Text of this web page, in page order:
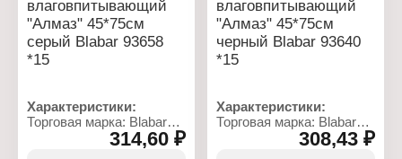
влаговпитывающий
"Алмаз" 45*75см
серый Blabar 93658
*15
Характеристики:
Торговая марка: Blabar
Артикул: 93658314,60 ₽
влаговпитывающий
"Алмаз" 45*75см
черный Blabar 93640
*15
Характеристики:
Торговая марка: Blabar
Артикул: 93640308,43 ₽